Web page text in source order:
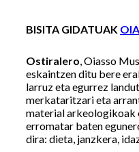
BISITA GIDATUAK
Ostiralero, Oiasso
eskaintzen ditu bere
larruz eta egurrez
merkataritzari eta
material arkeologikoak
erromatar baten
dira: dieta, janzkera,